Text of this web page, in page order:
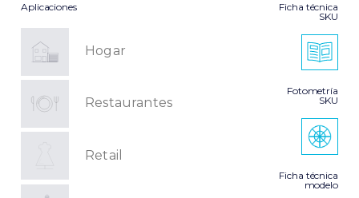
Aplicaciones
Hogar
Restaurantes
Retail
Ficha técnica
SKU
Fotometría
SKU
Ficha técnica
modelo